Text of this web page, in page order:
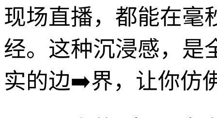
现场直播，都能在毫
经。这种沉浸感，是
实的边➡️界，让你仿